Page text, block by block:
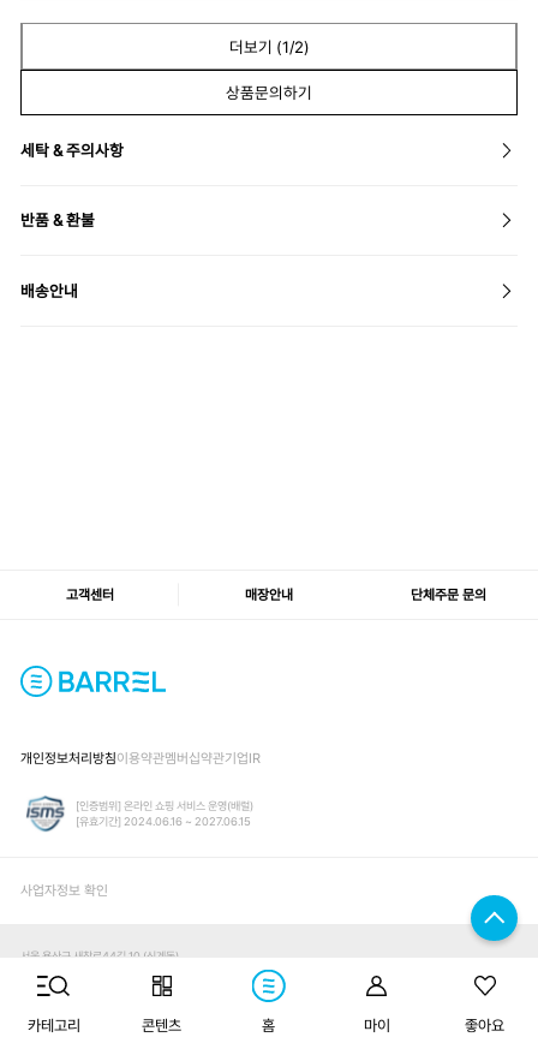
더보기 (1/2)
상품문의하기
세탁 & 주의사항
반품 & 환불
배송안내
카테고리 콘텐츠 홈 마이 좋아요
고객센터 매장안내 단체주문 문의
개인정보처리방침이용약관멤버십약관기업IR
[인증범위] 온라인 쇼핑 서비스 운영(배럴)
[유효기간] 2024.06.16 ~ 2027.06.15
사업자정보 확인
서울 용산구 새창로44길 10 (신계동)
개인정보책임관리자
통신판매업 신고번호
2022-서울용산-1154